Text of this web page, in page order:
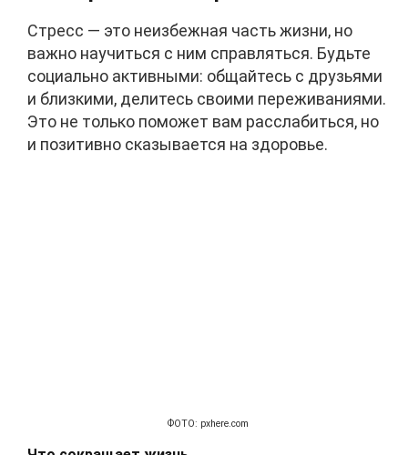
Стресс — это неизбежная часть жизни, но
важно научиться с ним справляться. Будьте
социально активными: общайтесь с друзьями
и близкими, делитесь своими переживаниями.
Это не только поможет вам расслабиться, но
и позитивно сказывается на здоровье.
ФОТО: pxhere.com